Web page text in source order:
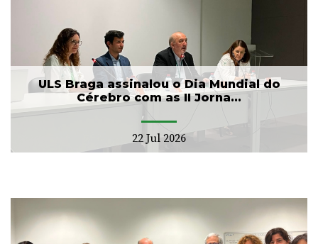
ULS Braga assinalou o Dia Mundial do
Cérebro com as II Jorna...
22 Jul 2026